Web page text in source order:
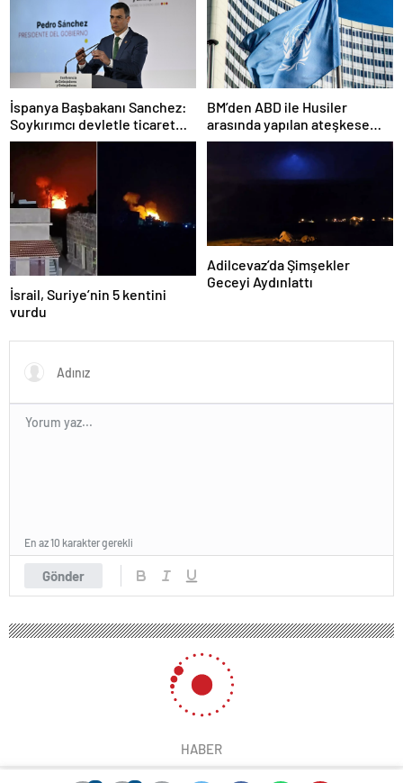
İspanya Başbakanı Sanchez:
Soykırımcı devletle ticaret
yapmayız
BM’den ABD ile Husiler
arasında yapılan ateşkese
ilişkin değerlendirme
İsrail, Suriye’nin 5 kentini
vurdu
Adilcevaz’da Şimşekler
Geceyi Aydınlattı
Gönder
En az 10 karakter gerekli
Sincan’da sınıf arkadaşı tarafından
bıçakla öldürülen lise öğrencisi
Hüseyin Ünal’ın ailesi adalet istiyor
News